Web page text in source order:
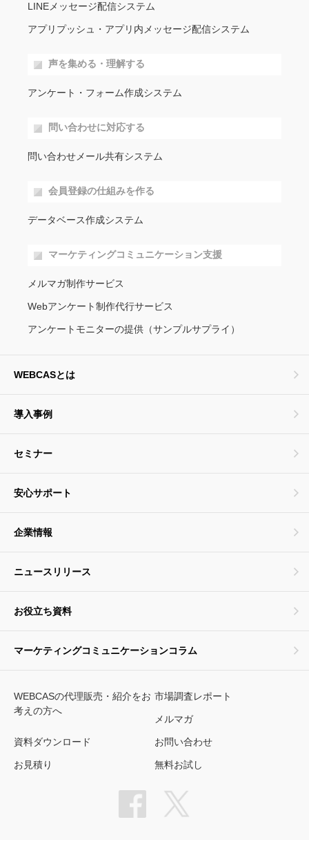
LINEメッセージ配信システム
アプリプッシュ・アプリ内メッセージ配信システム
声を集める・理解する
アンケート・フォーム作成システム
問い合わせに対応する
問い合わせメール共有システム
会員登録の仕組みを作る
データベース作成システム
マーケティングコミュニケーション支援
メルマガ制作サービス
Webアンケート制作代行サービス
アンケートモニターの提供（サンプルサプライ）
WEBCASとは
導入事例
セミナー
安心サポート
企業情報
ニュースリリース
お役立ち資料
マーケティングコミュニケーションコラム
WEBCASの代理販売・紹介をお
考えの方へ
市場調査レポート
メルマガ
資料ダウンロード お問い合わせ
お見積り 無料お試し